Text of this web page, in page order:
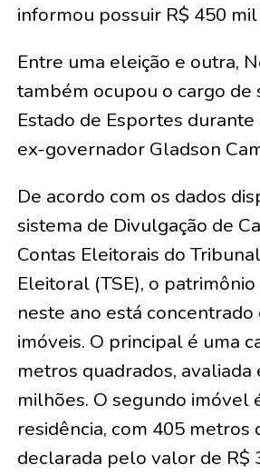
informou possuir R$ 450
Entre uma eleição e outra,
também ocupou o cargo de
Estado de Esportes durante
ex-governador Gladson
De acordo com os dados
sistema de Divulgação de
Contas Eleitorais do
Eleitoral (TSE), o
neste ano está concentrado
imóveis. O principal é uma
metros quadrados, avaliada
milhões. O segundo imóvel
residência, com 405 metros
declarada pelo valor de R$